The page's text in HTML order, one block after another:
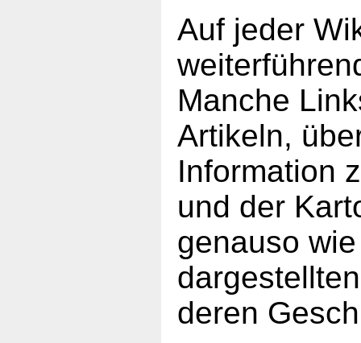
Auf jeder
Manche
Artikeln,
Information
und der
genauso
deren